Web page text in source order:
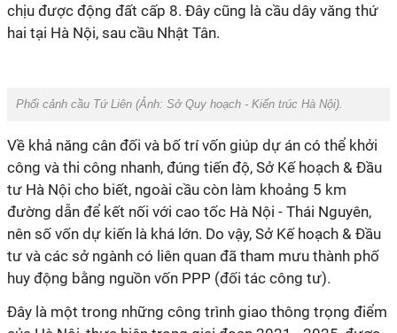
chịu được động đất cấp 8. Đây cũng là cầu dây văng thứ
hai tại Hà Nội, sau cầu Nhật Tân.
Phối cảnh cầu Tứ Liên (Ảnh: Sở Quy hoạch - Kiến trúc Hà Nội).
Về khả năng cân đối và bố trí vốn giúp dự án có thể khởi
công và thi công nhanh, đúng tiến độ, Sở Kế hoạch & Đầu
tư Hà Nội cho biết, ngoài cầu còn làm khoảng 5 km
đường dẫn để kết nối với cao tốc Hà Nội - Thái Nguyên,
nên số vốn dự kiến là khá lớn. Do vậy, Sở Kế hoạch & Đầu
tư và các sở ngành có liên quan đã tham mưu thành phố
huy động bằng nguồn vốn PPP (đối tác công tư).
Đây là một trong những công trình giao thông trọng điểm